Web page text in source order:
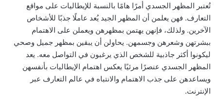
تُعتبر المظهر الجسدي أمرًا هامًا بالنسبة للإيطاليات على مواقع
التعارف. فهن يعلمن أن المظهر الجيد يُعد عاملًا جذبًا للأشخاص
الآخرين. ولذلك، فإنهن يهتمن بمظهرهن ويعملن على الاهتمام
ببشرتهن وشعرهن وجسمهن. يحاولن أن يبقين بمظهر جميل وصحي
ليكونوا أكثر جاذبية للشخص الذي يرغبون في التواصل معه. يعد
المظهر الجسدي عنصرًا مرئيًا يعكس اهتمام الإيطاليات بأنفسهن
ويساعدهن على جذب الاهتمام والانتباه في عالم التعارف عبر
الإنترنت.